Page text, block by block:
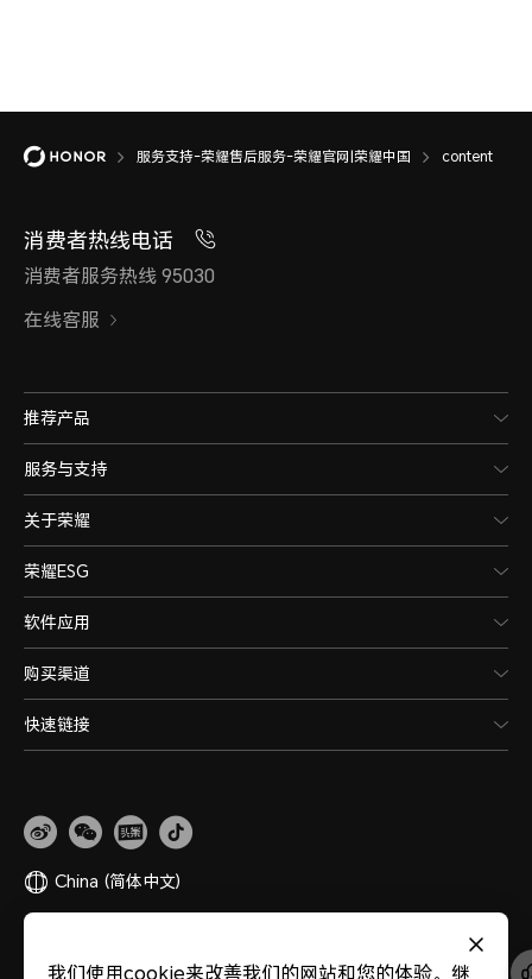
服务支持-荣耀售后服务-荣耀官网|荣耀中国 content
消费者热线电话
消费者服务热线 95030
在线客服
推荐产品
服务与支持
关于荣耀
荣耀ESG
软件应用
购买渠道
快速链接
China (简体中文)
我们使用cookie来改善我们的网站和您的体验。继